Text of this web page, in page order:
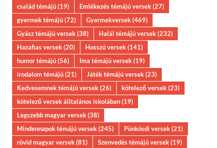
család témájú(19) Emlékezés témájú versek(27)
gyermek témájú(72) Gyermekversek(469)
Gyász témájú versek(38) Halál témájú versek(232)
Hazafias versek(20) Hosszú versek(141)
humor témájú(56) Ima témájú versek(19)
irodalom témájú(21) Játék témájú versek(23)
Kedvesemnek témájú versek(26) kötelező versek(23)
kötelező versek álltalános iskolában(19)
Legszebb magyar versek(38)
Mindennapok témájú versek(245) Pünkösdi versek(21)
rövid magyar versek(81) Szenvedés témájú versek(19)